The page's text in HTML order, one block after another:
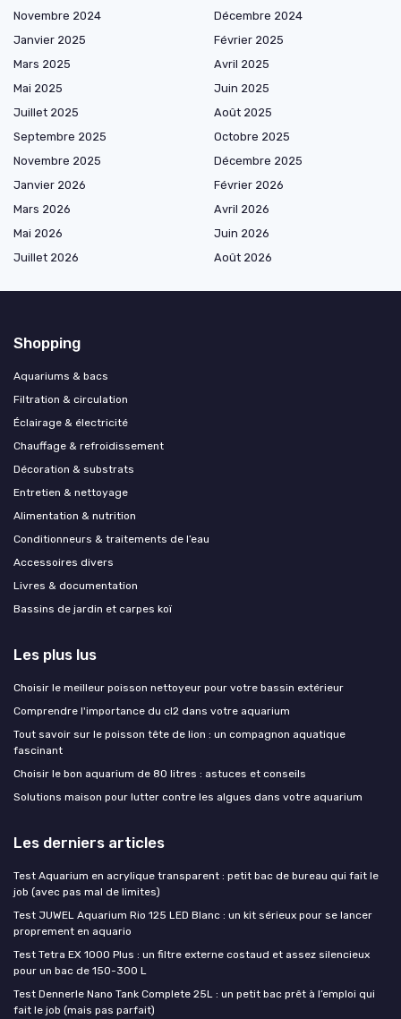
Novembre 2024
Décembre 2024
Janvier 2025
Février 2025
Mars 2025
Avril 2025
Mai 2025
Juin 2025
Juillet 2025
Août 2025
Septembre 2025
Octobre 2025
Novembre 2025
Décembre 2025
Janvier 2026
Février 2026
Mars 2026
Avril 2026
Mai 2026
Juin 2026
Juillet 2026
Août 2026
Shopping
Aquariums & bacs
Filtration & circulation
Éclairage & électricité
Chauffage & refroidissement
Décoration & substrats
Entretien & nettoyage
Alimentation & nutrition
Conditionneurs & traitements de l’eau
Accessoires divers
Livres & documentation
Bassins de jardin et carpes koï
Les plus lus
Choisir le meilleur poisson nettoyeur pour votre bassin extérieur
Comprendre l'importance du cl2 dans votre aquarium
Tout savoir sur le poisson tête de lion : un compagnon aquatique
fascinant
Choisir le bon aquarium de 80 litres : astuces et conseils
Solutions maison pour lutter contre les algues dans votre aquarium
Les derniers articles
Test Aquarium en acrylique transparent : petit bac de bureau qui fait le
job (avec pas mal de limites)
Test JUWEL Aquarium Rio 125 LED Blanc : un kit sérieux pour se lancer
proprement en aquario
Test Tetra EX 1000 Plus : un filtre externe costaud et assez silencieux
pour un bac de 150-300 L
Test Dennerle Nano Tank Complete 25L : un petit bac prêt à l’emploi qui
fait le job (mais pas parfait)